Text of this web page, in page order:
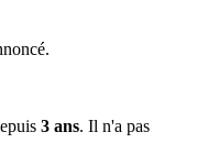
3 ans. Il n'a pas